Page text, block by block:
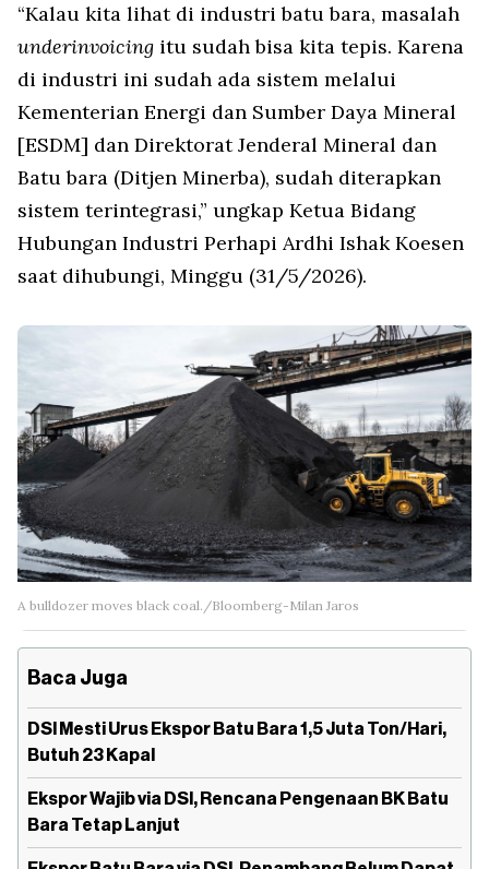
“Kalau kita lihat di industri batu bara, masalah
underinvoicing itu sudah bisa kita tepis. Karena
di industri ini sudah ada sistem melalui
Kementerian Energi dan Sumber Daya Mineral
[ESDM] dan Direktorat Jenderal Mineral dan
Batu bara (Ditjen Minerba), sudah diterapkan
sistem terintegrasi,” ungkap Ketua Bidang
Hubungan Industri Perhapi Ardhi Ishak Koesen
saat dihubungi, Minggu (31/5/2026).
A bulldozer moves black coal./Bloomberg-Milan Jaros
Baca Juga
DSI Mesti Urus Ekspor Batu Bara 1,5 Juta Ton/Hari,
Butuh 23 Kapal
Ekspor Wajib via DSI, Rencana Pengenaan BK Batu
Bara Tetap Lanjut